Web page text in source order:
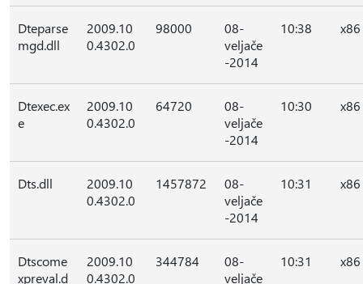
Dteparse
mgd.dll
2009.10
0.4302.0
98000
08-
veljače
-2014
10:38 x86
Dtexec.ex
e
2009.10
0.4302.0
64720
08-
veljače
-2014
10:30 x86
Dts.dll
2009.10
0.4302.0
1457872
08-
veljače
-2014
10:31 x86
Dtscome
xpreval.d
2009.10
0.4302.0
344784
08-
veljače
10:31 x86